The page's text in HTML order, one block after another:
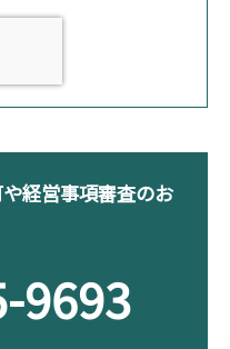
や経営事項審査のお
9693